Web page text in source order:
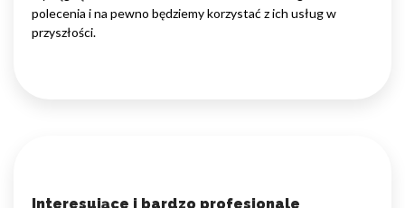
polecenia i na pewno będziemy korzystać z ich usług w
przyszłości.
Interesujące i bardzo profesjonale